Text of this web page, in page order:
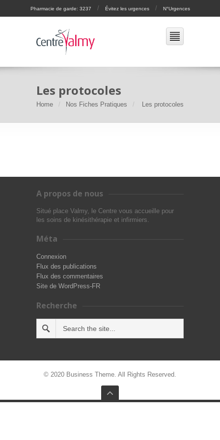
Les protocoles
Home Nos Fiches Pratiques Les protocoles
A propos de nous
Situé place Valmy, le Centre vous accueille pour
les soins de kinésithérapie et infirmiers.
Méta
Connexion
Flux des publications
Flux des commentaires
Site de WordPress-FR
Recherche
© 2020 Business Theme. All Rights Reserved.
Pharmacie de garde: 3237 / Évitez les urgences / N°Urgences